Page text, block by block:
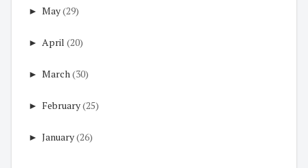
► May(29)
► April (20)
► March(30)
► February(25)
► January(26)